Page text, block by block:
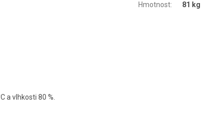
a vlhkosti 80 %.
Hmotnost: 81 kg